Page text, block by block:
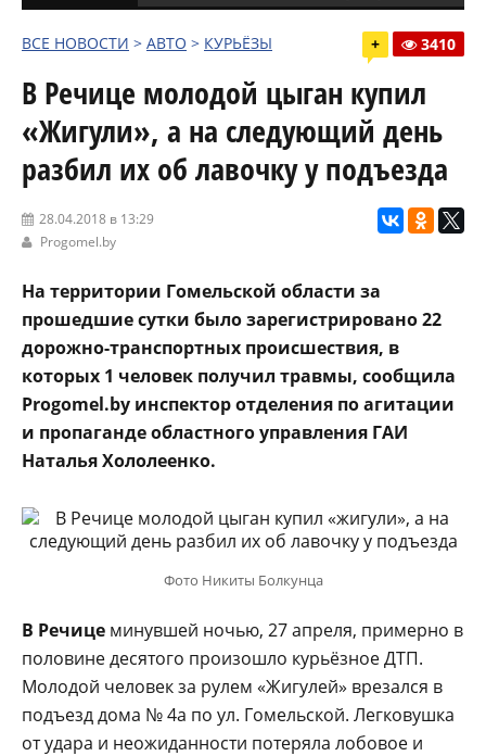
ВСЕ НОВОСТИ > АВТО > КУРЬЁЗЫ + 3410
В Речице молодой цыган купил
«Жигули», а на следующий день
разбил их об лавочку у подъезда
28.04.2018 в 13:29
Progomel.by
На территории Гомельской области за
прошедшие сутки было зарегистрировано 22
дорожно-транспортных происшествия, в
которых 1 человек получил травмы, сообщила
Progomel.by инспектор отделения по агитации
и пропаганде областного управления ГАИ
Наталья Хололеенко.
Фото Никиты Болкунца
В Речице минувшей ночью, 27 апреля, примерно в
половине десятого произошло курьёзное ДТП.
Молодой человек за рулем «Жигулей» врезался в
подъезд дома № 4а по ул. Гомельской. Легковушка
от удара и неожиданности потеряла лобовое и